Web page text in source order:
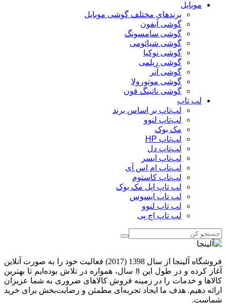
موبایل
برندهای مختلف گوشی موبایل
گوشی آیفون
گوشی سامسونگ
گوشی شیائومی
گوشی نوکیا
گوشی ریلمی
گوشی آنر
گوشی موتورولا
گوشی ناتینگ فون
لپ تاپ
لپ‌تاپ بر اساس برند
لپ‌تاپ لنوو
مک بوک
لپ‌تاپ HP
لپ‌تاپ دل
لپ‌تاپ ایسر
لپ‌تاپ ام اس آی
لپ‌تاپ کاستوم
لپ تاپ اپل مک بوک
لپ تاپ ایسوس
لپ تاپ لنوو
لپ تاپ اچ پی
فروشگاه آلینجا از سال 1398 (2017) فعالیت خود را به صورت آنلاین
آغاز کرده و در طول این 8 سال، همواره در تلاش بوده‌ایم تا بهترین
کالاها و خدمات را در زمینه فروش کالاهای ضروری به شما عزیزان
ارائه دهیم. هدف ما ایجاد تجربه‌ای مطمئن و رضایت‌بخش برای خرید
شماست.